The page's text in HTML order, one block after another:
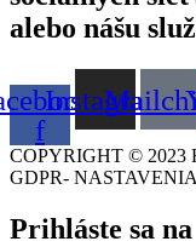
alebo nášu
f
Instagram
COPYRIGHT © 2023
GDPR- NASTAVENIA
Prihláste sa na